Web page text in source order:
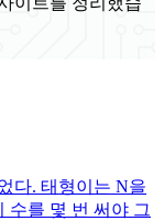
다. 태형이는 N을
수를 몇 번 써야 그